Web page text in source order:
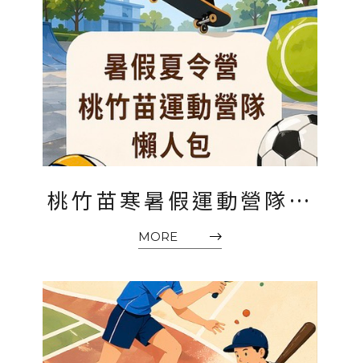
桃竹苗寒暑假運動營隊懶
人包2026｜桃園、新竹、
MORE